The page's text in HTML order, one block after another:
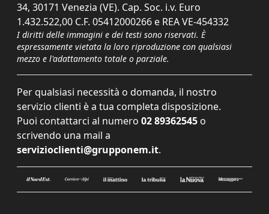
34, 30171 Venezia (VE). Cap. Soc. i.v. Euro
1.432.522,00 C.F. 05412000266 e REA VE-454332
I diritti delle immagini e dei testi sono riservati. È
espressamente vietata la loro riproduzione con qualsiasi
mezzo e l'adattamento totale o parziale.
Per qualsiasi necessità o domanda, il nostro
servizio clienti è a tua completa disposizione.
Puoi contattarci al numero 02 89362545 o
scrivendo una mail a
servizioclienti@grupponem.it.